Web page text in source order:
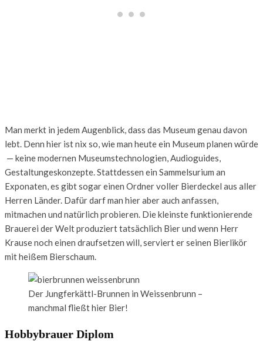
Man merkt in jedem Augenblick, dass das Museum genau davon
lebt. Denn hier ist nix so, wie man heute ein Museum planen würde
— keine modernen Museumstechnologien, Audioguides,
Gestaltungeskonzepte. Stattdessen ein Sammelsurium an
Exponaten, es gibt sogar einen Ordner voller Bierdeckel aus aller
Herren Länder. Dafür darf man hier aber auch anfassen,
mitmachen und natürlich probieren. Die kleinste funktionierende
Brauerei der Welt produziert tatsächlich Bier und wenn Herr
Krause noch einen draufsetzen will, serviert er seinen Bierlikör
mit heißem Bierschaum.
Der Jungferkättl-Brunnen in Weissenbrunn –
manchmal fließt hier Bier!
Hobbybrauer Diplom